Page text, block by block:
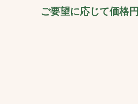
ご要望に応じて価格円